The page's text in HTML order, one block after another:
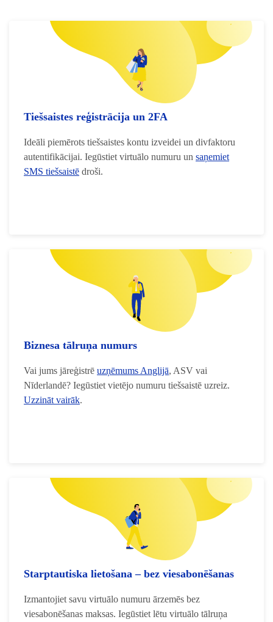
Tiešsaistes reģistrācija un 2FA
Ideāli piemērots tiešsaistes kontu izveidei un divfaktoru
autentifikācijai. Iegūstiet virtuālo numuru un saņemiet
SMS tiešsaistē droši.
Biznesa tālruņa numurs
Vai jums jāreģistrē uzņēmums Anglijā, ASV vai
Nīderlandē? Iegūstiet vietējo numuru tiešsaistē uzreiz.
Uzzināt vairāk.
Starptautiska lietošana – bez viesabonēšanas
Izmantojiet savu virtuālo numuru ārzemēs bez
viesabonēšanas maksas. Iegūstiet lētu virtuālo tālruņa